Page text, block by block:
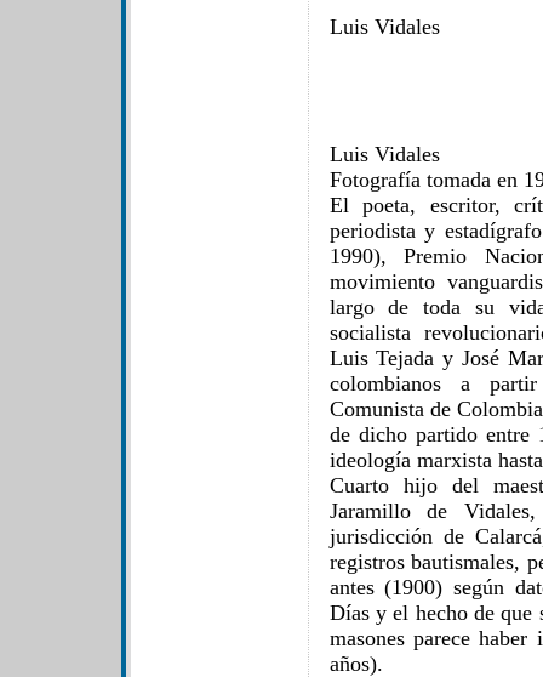
Luis Vidales
Luis Vidales
Fotografía tomada en
El poeta, escritor,
periodista y
1990), Premio
movimiento
largo de toda su
socialista
Luis Tejada y José
colombianos a
Comunista de
de dicho partido entre
ideología marxista
Cuarto hijo del
Jaramillo de
jurisdicción de
registros bautismales,
antes (1900) según
Días y el hecho de que
masones parece
años).